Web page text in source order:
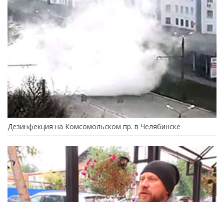
Дезинфекция на Комсомольском пр. в Челябинске